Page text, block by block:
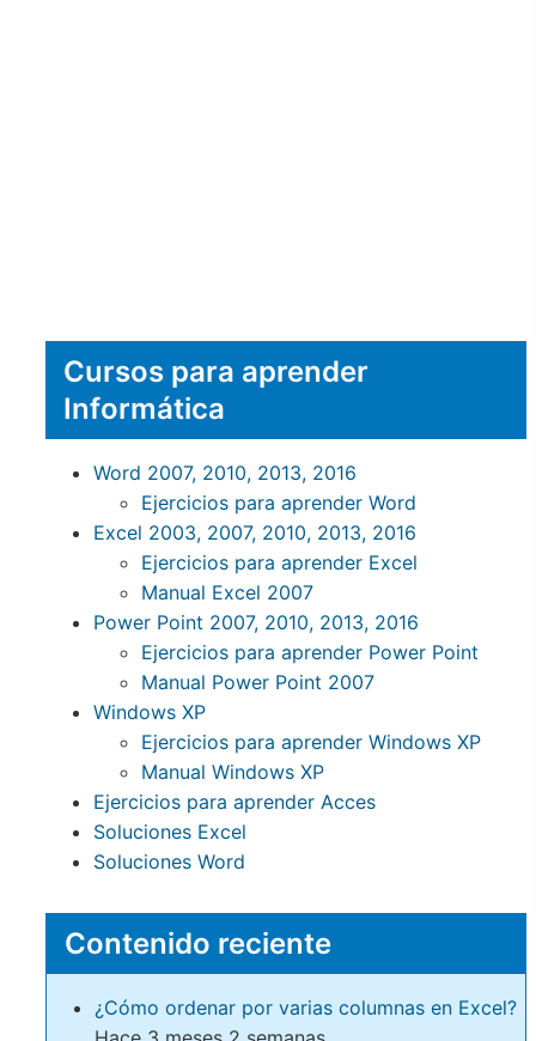
Cursos para aprender
Informática
Word 2007, 2010, 2013, 2016
Ejercicios para aprender Word
Excel 2003, 2007, 2010, 2013, 2016
Ejercicios para aprender Excel
Manual Excel 2007
Power Point 2007, 2010, 2013, 2016
Ejercicios para aprender Power Point
Manual Power Point 2007
Windows XP
Ejercicios para aprender Windows XP
Manual Windows XP
Ejercicios para aprender Acces
Soluciones Excel
Soluciones Word
Contenido reciente
¿Cómo ordenar por varias columnas en Excel?